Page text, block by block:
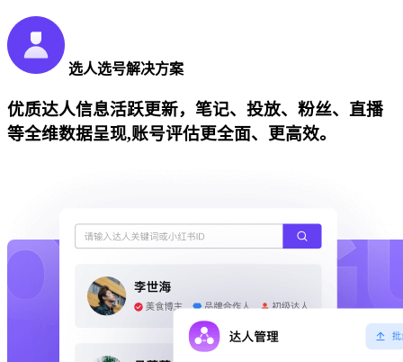
选人选号解决方案
优质达人信息活跃更新，笔记、投放、粉丝、直播
等全维数据呈现,账号评估更全面、更高效。